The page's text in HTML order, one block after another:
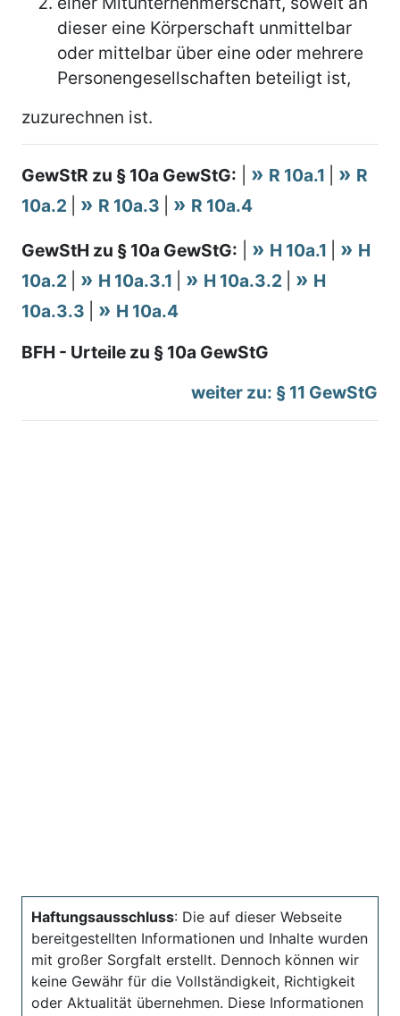
dieser eine Körperschaft unmittelbar
oder mittelbar über eine oder mehrere
Personengesellschaften beteiligt ist,
zuzurechnen ist.
GewStR zu § 10a GewStG: R 10a.1
R
10a.2
R 10a.3 R 10a.4
GewStH zu § 10a GewStG: H 10a.1
H
10a.2
H 10a.3.1 H 10a.3.2
H
10a.3.3
H 10a.4
BFH - Urteile zu § 10a GewStG
weiter zu: § 11 GewStG
Haftungsausschluss: Die auf dieser Webseite
bereitgestellten Informationen und Inhalte wurden
mit großer Sorgfalt erstellt. Dennoch können wir
keine Gewähr für die Vollständigkeit, Richtigkeit
oder Aktualität übernehmen. Diese Informationen